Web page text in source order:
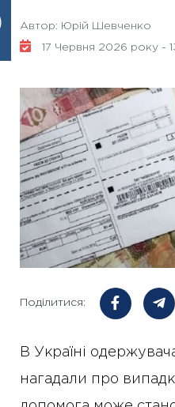
Автор: Юрій Шевченко
17 Червня 2026 року -
Поділитися:
В Україні
нагадали про